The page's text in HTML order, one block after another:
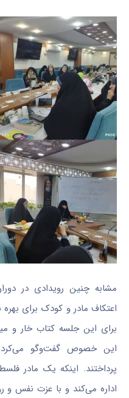
مشابه چنین رویدادی در
اعتکاف مادر و کودک برای
برای این جلسه کتاب خار و
این خصوص گفت‌وگو
پرداختند. اینکه یک مادر
اداره می‌کند و با عزت نفس و